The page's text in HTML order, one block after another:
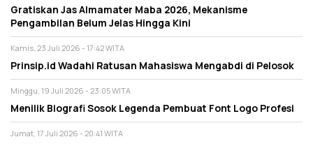
Gratiskan Jas Almamater Maba 2026, Mekanisme
Pengambilan Belum Jelas Hingga Kini
Kamis, 23 Juli 2026 - 17:42 WITA
Prinsip.id Wadahi Ratusan Mahasiswa Mengabdi di Pelosok
Minggu, 19 Juli 2026 - 23:05 WITA
Menilik Biografi Sosok Legenda Pembuat Font Logo Profesi
Jumat, 17 Juli 2026 - 20:41 WITA